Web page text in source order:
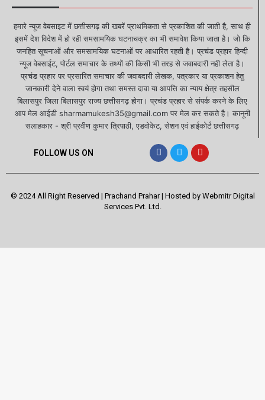
हमारे न्यूज वेबसाइट में छत्तीसगढ़ की खबरें प्राथमिकता से प्रकाशित की जाती है, साथ ही
इसमें देश विदेश में हो रही समसामयिक घटनाचक्र का भी समावेश किया जाता है। जो कि
जनहित सूचनाओं और समसामयिक घटनाओं पर आधारित रहती है। प्रचंड प्रहार हिन्दी
न्यूज वेबसाईट, पोर्टल समाचार के तथ्यों की किसी भी तरह से जवाबदारी नही लेता है।
प्रचंड प्रहार पर प्रसारित समाचार की जवाबदारी लेखक, पत्रकार या प्रकाशन हेतु
जानकारी देने वाला स्वयं होगा तथा समस्त दावा या आपत्ति का न्याय क्षेत्र तहसील
बिलासपुर जिला बिलासपुर राज्य छत्तीसगढ़ होगा। प्रचंड प्रहार से संपर्क करने के लिए
आप मेल आईडी sharmamukesh35@gmail.com पर मेल कर सकते है। कानूनी
सलाहकार - श्री प्रवीण कुमार त्रिपाठी, एडवोकेट, सेशन एवं हाईकोर्ट छत्तीसगढ़
FOLLOW US ON
© 2024 All Right Reserved | Prachand Prahar | Hosted by Webmitr Digital
Services Pvt. Ltd.